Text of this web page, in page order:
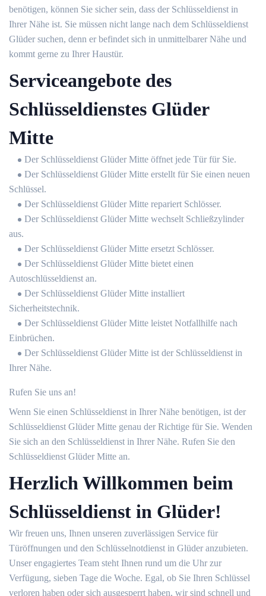
benötigen, können Sie sicher sein, dass der Schlüsseldienst in
Ihrer Nähe ist. Sie müssen nicht lange nach dem Schlüsseldienst
Glüder suchen, denn er befindet sich in unmittelbarer Nähe und
kommt gerne zu Ihrer Haustür.
Serviceangebote des
Schlüsseldienstes Glüder
Mitte
Der Schlüsseldienst Glüder Mitte öffnet jede Tür für Sie.
Der Schlüsseldienst Glüder Mitte erstellt für Sie einen neuen
Schlüssel.
Der Schlüsseldienst Glüder Mitte repariert Schlösser.
Der Schlüsseldienst Glüder Mitte wechselt Schließzylinder
aus.
Der Schlüsseldienst Glüder Mitte ersetzt Schlösser.
Der Schlüsseldienst Glüder Mitte bietet einen
Autoschlüsseldienst an.
Der Schlüsseldienst Glüder Mitte installiert
Sicherheitstechnik.
Der Schlüsseldienst Glüder Mitte leistet Notfallhilfe nach
Einbrüchen.
Der Schlüsseldienst Glüder Mitte ist der Schlüsseldienst in
Ihrer Nähe.
Rufen Sie uns an!
Wenn Sie einen Schlüsseldienst in Ihrer Nähe benötigen, ist der
Schlüsseldienst Glüder Mitte genau der Richtige für Sie. Wenden
Sie sich an den Schlüsseldienst in Ihrer Nähe. Rufen Sie den
Schlüsseldienst Glüder Mitte an.
Herzlich Willkommen beim
Schlüsseldienst in Glüder!
Wir freuen uns, Ihnen unseren zuverlässigen Service für
Türöffnungen und den Schlüsselnotdienst in Glüder anzubieten.
Unser engagiertes Team steht Ihnen rund um die Uhr zur
Verfügung, sieben Tage die Woche. Egal, ob Sie Ihren Schlüssel
verloren haben oder sich ausgesperrt haben, wir sind schnell und